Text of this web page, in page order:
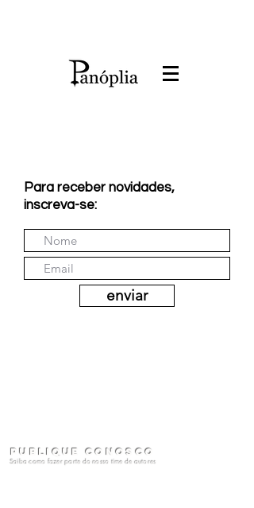
Para receber novidades,
inscreva-se:
enviar
Publique conosco
Saiba como fazer parte do nosso time de autores